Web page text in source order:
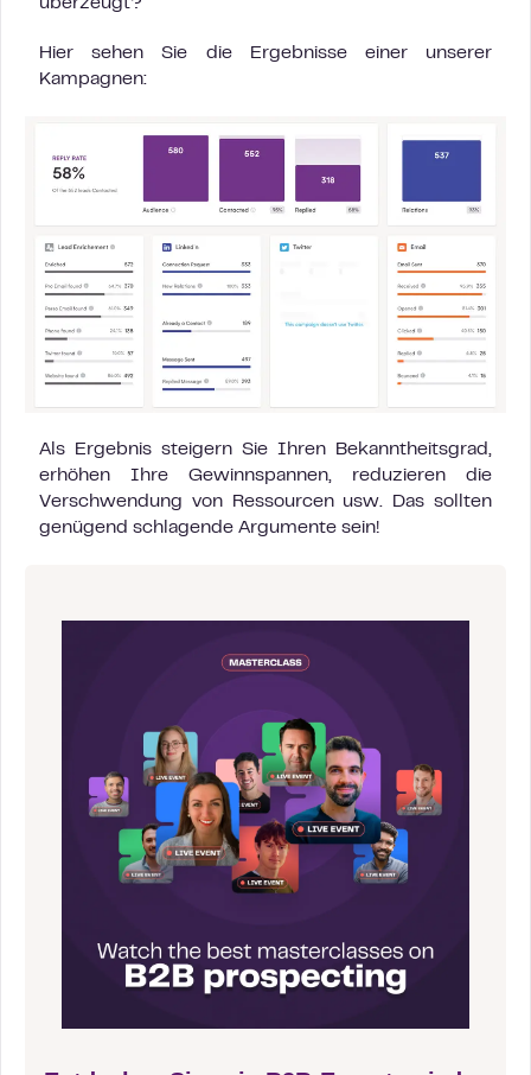
überzeugt?
Hier sehen Sie die Ergebnisse einer unserer
Kampagnen:
Als Ergebnis steigern Sie Ihren Bekanntheitsgrad,
erhöhen Ihre Gewinnspannen, reduzieren die
Verschwendung von Ressourcen usw. Das sollten
genügend schlagende Argumente sein!